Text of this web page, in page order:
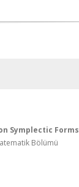
Symplectic Forms
Bölümü